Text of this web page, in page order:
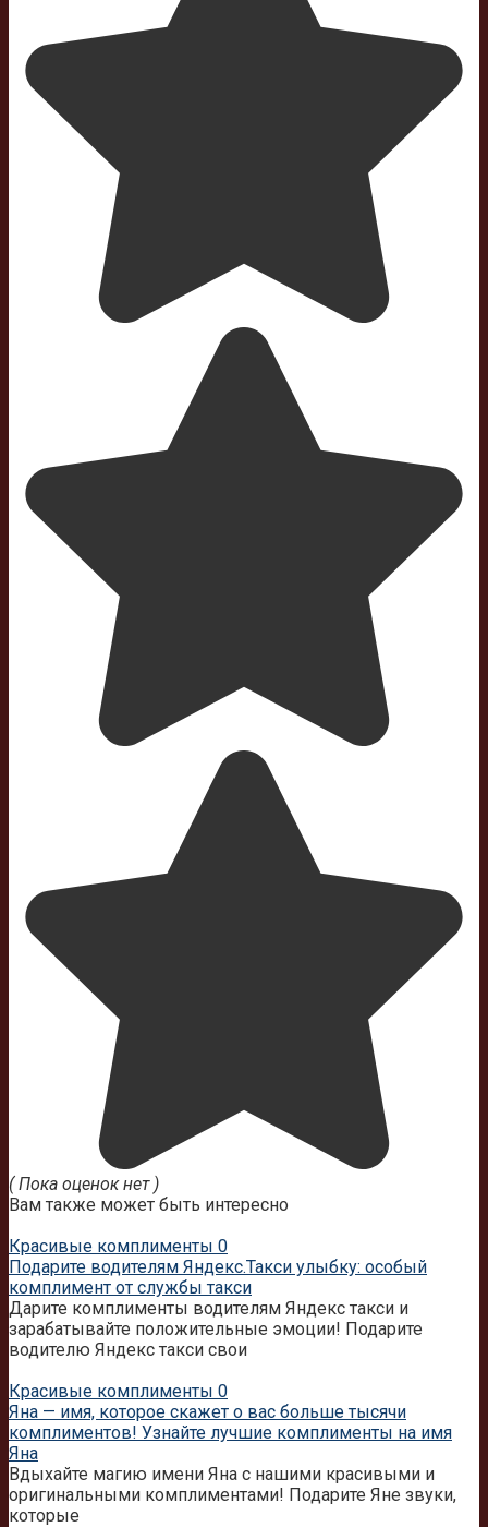
( Пока оценок нет )
Вам также может быть интересно
Красивые комплименты 0
Подарите водителям Яндекс.Такси улыбку: особый
комплимент от службы такси
Дарите комплименты водителям Яндекс такси и
зарабатывайте положительные эмоции! Подарите
водителю Яндекс такси свои
Красивые комплименты 0
Яна — имя, которое скажет о вас больше тысячи
комплиментов! Узнайте лучшие комплименты на имя
Яна
Вдыхайте магию имени Яна с нашими красивыми и
оригинальными комплиментами! Подарите Яне звуки,
которые